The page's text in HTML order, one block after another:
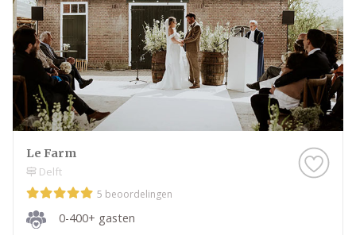
Le Farm
Delft
5 beoordelingen
0-400+ gasten